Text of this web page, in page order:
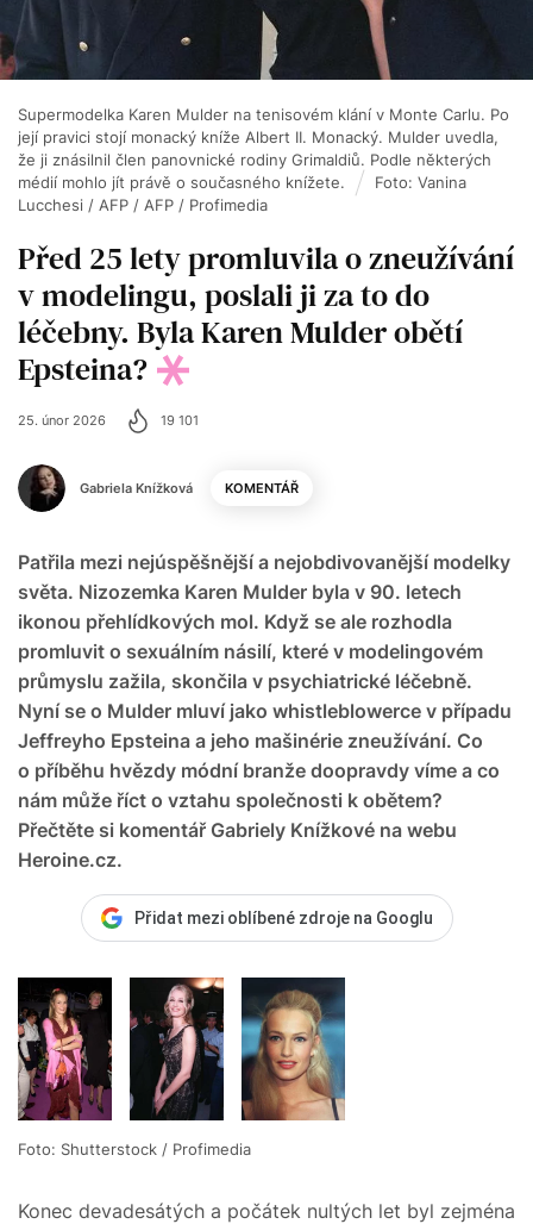
Supermodelka Karen Mulder na tenisovém klání v Monte Carlu. Po
její pravici stojí monacký kníže Albert II. Monacký. Mulder uvedla,
že ji znásilnil člen panovnické rodiny Grimaldiů. Podle některých
médií mohlo jít právě o současného knížete.
Foto: Vanina
Lucchesi / AFP / AFP / Profimedia
Před 25 lety promluvila o zneužívání
v modelingu, poslali ji za to do
léčebny. Byla Karen Mulder obětí
Epsteina?
Gabriela Knížková
25. únor 2026 19 101
KOMENTÁŘ
Patřila mezi nejúspěšnější a nejobdivovanější modelky
světa. Nizozemka Karen Mulder byla v 90. letech
ikonou přehlídkových mol. Když se ale rozhodla
promluvit o sexuálním násilí, které v modelingovém
průmyslu zažila, skončila v psychiatrické léčebně.
Nyní se o Mulder mluví jako whistleblowerce v případu
Jeffreyho Epsteina a jeho mašinérie zneužívání. Co
o příběhu hvězdy módní branže doopravdy víme a co
nám může říct o vztahu společnosti k obětem?
Přečtěte si komentář Gabriely Knížkové na webu
Heroine.cz.
Přidat mezi oblíbené zdroje na Googlu
Foto: Shutterstock / Profimedia
Konec devadesátých a počátek nultých let byl zejména